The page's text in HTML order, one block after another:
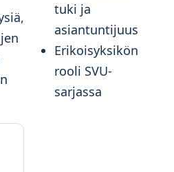
tuki ja
asiantuntijuus
Erikoisyksikön
rooli SVU-
sarjassa